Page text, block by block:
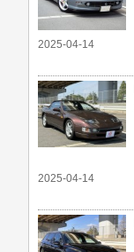
2025-04-14
2025-04-14